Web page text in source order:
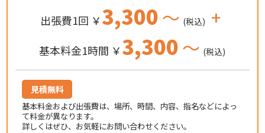
出張費1回 ￥3,300～ (税込) +
基本料金1時間 ￥3,300～ (税込)
見積無料
基本料金および出張費は、場所、時間、内容、指名などによっ
て料金が異なります。
詳しくはぜひ、お気軽にお問い合わせください。